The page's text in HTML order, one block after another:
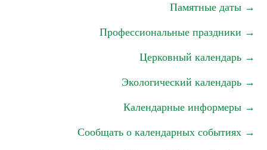
Памятные даты →
Профессиональные праздники →
Церковный календарь →
Экологический календарь →
Календарные информеры →
Сообщать о календарных событиях →